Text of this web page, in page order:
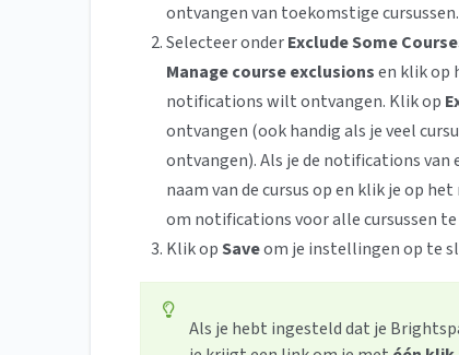
ontvangen van toekomstige cursussen.
Selecteer onderExclude Some
Manage course exclusionsen klik op
notifications wilt ontvangen. Klik op
ontvangen (ook handig als je veel
ontvangen). Als je de notifications van
naam van de cursus op en klik je op
om notifications voor alle cursussen
Klik opSaveom je instellingen op te
Als je hebt ingesteld dat je